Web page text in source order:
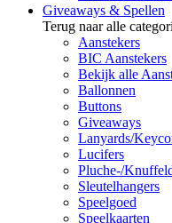
Giveaways & Spellen
Terug naar alle
Aanstekers
BIC Aanstekers
Bekijk alle
Ballonnen
Buttons
Giveaways
Lanyards/
Lucifers
Pluche-/
Sleutelhangers
Speelgoed
Speelkaarten